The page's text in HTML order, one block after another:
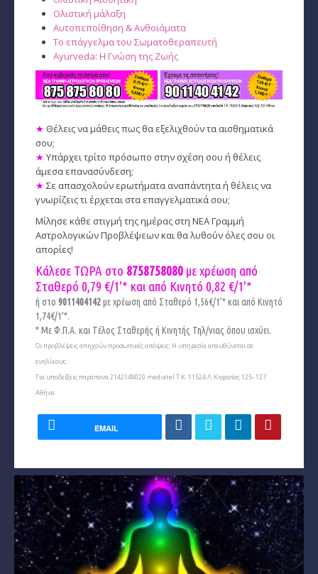
Ολιστική μάλαξη
Αυτοπεποίθηση & Ανθοϊάματα
Το επάγγελμα του Σωματοθεραπευτή
Ayurveda: Η Γνώση της Ζωής
★ Θέλεις να μάθεις πως θα εξελιχθούν τα αισθηματικά
σου;
★ Υπάρχει τρίτο πρόσωπο στην σχέση σου ή θέλεις
άμεσα επανασύνδεση;
★ Σε απασχολούν ερωτήματα αναπάντητα ή θέλεις να
γνωρίζεις τι έρχεται στα επαγγελματικά σου;
Μίλησε κάθε στιγμή της ημέρας στη ΝΕΑ Γραμμή
Αστρολογικών Προβλέψεων και θα λυθούν όλες σου οι
απορίες!
Κάλεσε ΤΩΡΑ στο 8758758080 με χρέωση από
Σταθερό 0,79 €/1'* και από Κινητό 0,82 €/1'*
ή στο 9011404142με χρέωση από Σταθερό 1,56€/1’* και από Κινητό
1,74€/1’*.
* Με Φ.Π.Α. και Tέλος Σταθερής ή Κινητής Τηλ/νιας όπου ισχύει.
Οι προβλέψεις απηχούν προσωπικές απόψεις. Η υπηρεσία απευθύνεται σε
ενηλίκους.
Για υποδείξεις παράπονα 2142148020 mediatel Τ.Κ. 11524 Λ. Κηφισίας 125- 127
Αθήνα
EMAIL